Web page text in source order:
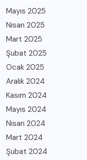
Mayıs 2025
Nisan 2025
Mart 2025
Şubat 2025
Ocak 2025
Aralık 2024
Kasım 2024
Mayıs 2024
Nisan 2024
Mart 2024
Şubat 2024